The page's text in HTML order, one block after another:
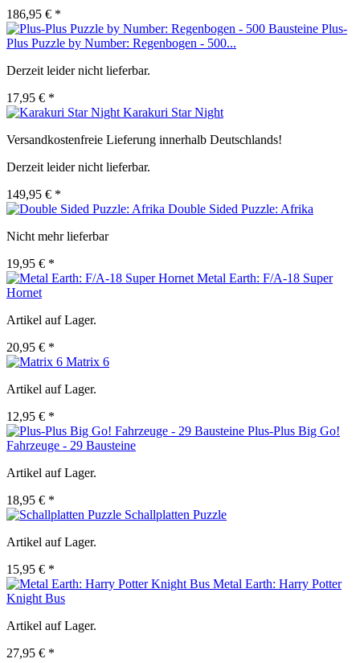
186,95 € *
Plus-
Plus Puzzle by Number: Regenbogen - 500...
Derzeit leider nicht lieferbar.
17,95 € *
Karakuri Star Night
Versandkostenfreie Lieferung innerhalb Deutschlands!
Derzeit leider nicht lieferbar.
149,95 € *
Double Sided Puzzle: Afrika
Nicht mehr lieferbar
19,95 € *
Metal Earth: F/A-18 Super
Hornet
Artikel auf Lager.
20,95 € *
Matrix 6
Artikel auf Lager.
12,95 € *
Plus-Plus Big Go!
Fahrzeuge - 29 Bausteine
Artikel auf Lager.
18,95 € *
Schallplatten Puzzle
Artikel auf Lager.
15,95 € *
Metal Earth: Harry Potter
Knight Bus
Artikel auf Lager.
27,95 € *